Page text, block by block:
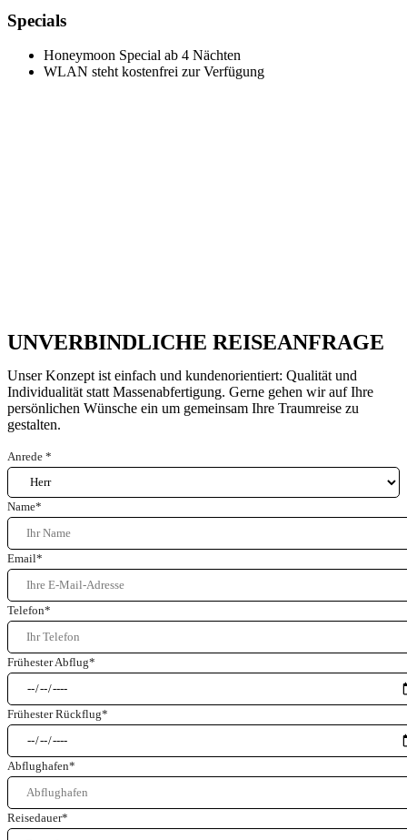
Specials
Honeymoon Special ab 4 Nächten
WLAN steht kostenfrei zur Verfügung
UNVERBINDLICHE REISEANFRAGE
Unser Konzept ist einfach und kundenorientiert: Qualität und
Individualität statt Massenabfertigung. Gerne gehen wir auf Ihre
persönlichen Wünsche ein um gemeinsam Ihre Traumreise zu
gestalten.
Anrede *
Name*
Email*
Telefon*
Frühester Abflug*
Frühester Rückflug*
Abflughafen*
Reisedauer*